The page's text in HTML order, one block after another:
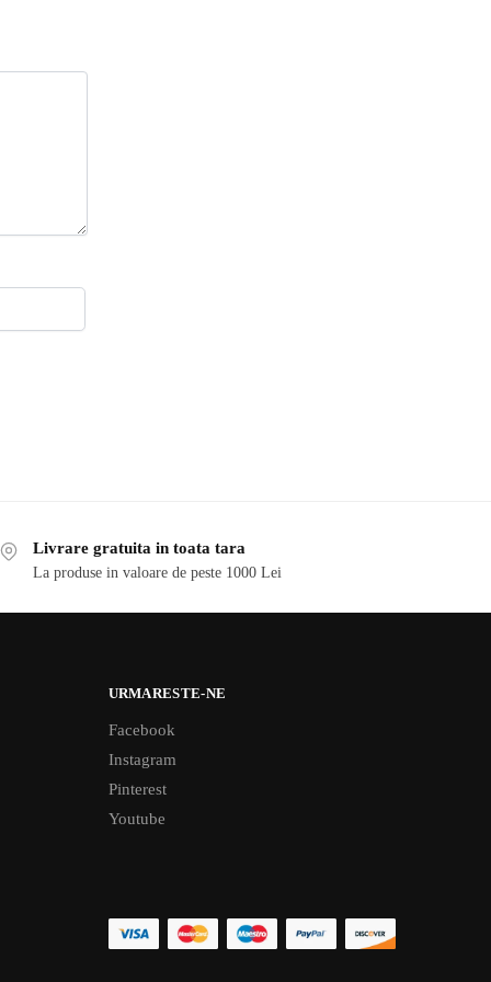
Livrare gratuita in toata tara
La produse in valoare de peste 1000 Lei
URMARESTE-NE
Facebook
Instagram
Pinterest
Youtube